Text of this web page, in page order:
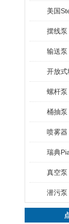
美国
摆线泵
输送泵
开放式
螺杆泵
桶抽泵
喷雾器
瑞典
真空泵
潜污泵